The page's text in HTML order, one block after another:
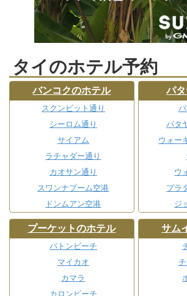
タイのホテル予約
バンコクのホテル
スクンビット通り
シーロム通り
サイアム
ラチャダー通り
カオサン通り
スワンナプーム空港
ドンムアン空港
パ
パタ
ウォー
ウ
プラ
ジ
プーケットのホテル
パトンビーチ
マイカオ
カマラ
カロンビーチ
サム